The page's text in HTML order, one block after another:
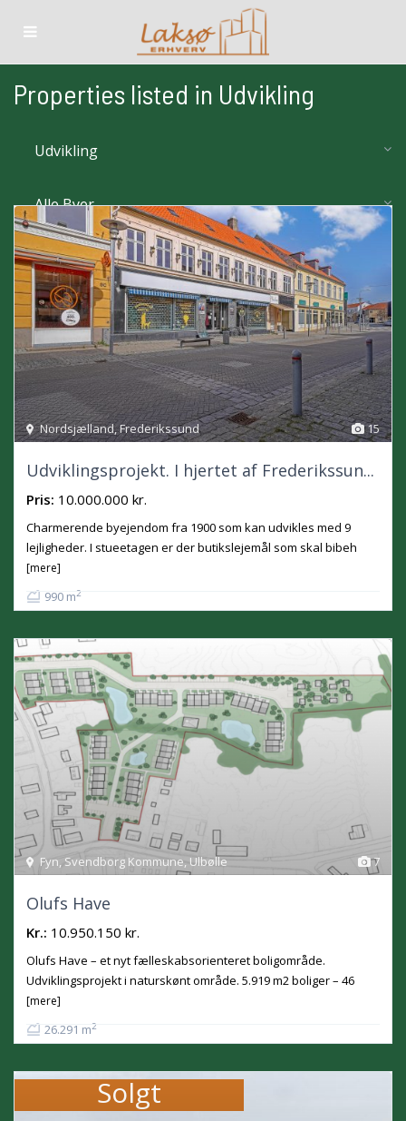
Properties listed in Udvikling
Udvikling
Alle Byer
Areal
15
Nordsjælland,Frederikssund
Udviklingsprojekt. I hjertet af Frederikssun...
Pris: 10.000.000 kr.
Charmerende byejendom fra 1900 som kan udvikles med 9
lejligheder. I stueetagen er der butikslejemål som skal bibeh
[mere]
990 m2
7
Fyn, Svendborg Kommune,Ulbølle
Olufs Have
Kr.: 10.950.150 kr.
Olufs Have – et nyt fælleskabsorienteret boligområde.
Udviklingsprojekt i naturskønt område. 5.919 m2 boliger – 46
[mere]
26.291 m2
Solgt